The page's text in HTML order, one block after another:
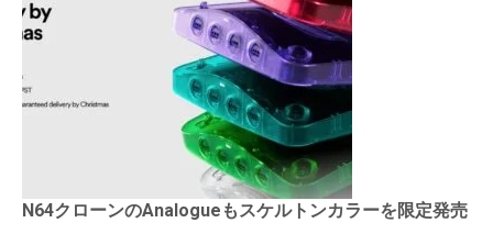
N64クローンのAnalogueもスケルトンカラーを限定発売